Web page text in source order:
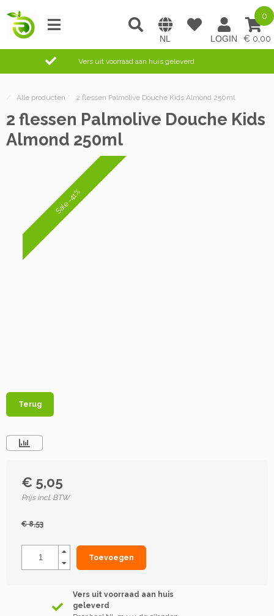
0,00
0
Vers uit voorraad aan huis geleverd
/ Alle producten / 2 flessen Palmolive Douche Kids Almond 250ml
2 flessen Palmolive Douche Kids
Almond 250ml
Sale -41%
Terug
€ 5,05
Prijs incl. BTW
€ 8,53
Toevoegen
Vers uit voorraad aan huis
geleverd